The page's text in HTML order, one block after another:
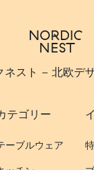
ネスト - 北欧デ
テゴリー
ーブルウェア